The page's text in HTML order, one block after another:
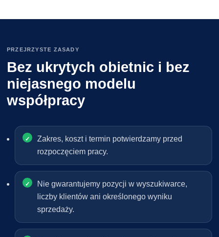
PRZEJRZYSTE ZASADY
Bez ukrytych obietnic i bez
niejasnego modelu
współpracy
Zakres, koszt i termin potwierdzamy przed
rozpoczęciem pracy.
Nie gwarantujemy pozycji w wyszukiwarce,
liczby klientów ani określonego wyniku
sprzedaży.